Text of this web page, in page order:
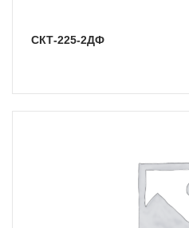
СКТ-225-2ДФ